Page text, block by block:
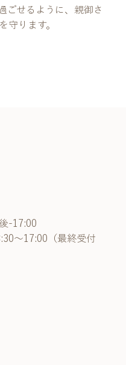
ごせるように、親御さ
守ります。
-17:00
～17:00（最終受付